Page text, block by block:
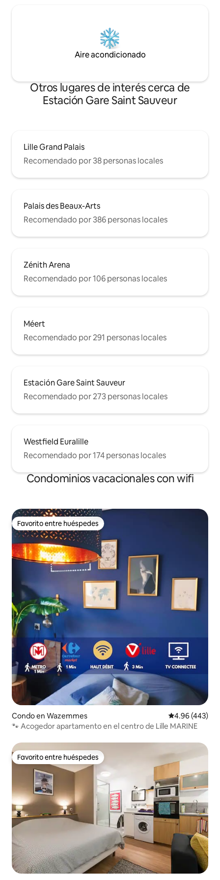
Aire acondicionado
Otros lugares de interés cerca de
Estación Gare Saint Sauveur
Lille Grand Palais
Recomendado por 38 personas locales
Palais des Beaux-Arts
Recomendado por 386 personas locales
Zénith Arena
Recomendado por 106 personas locales
Méert
Recomendado por 291 personas locales
Estación Gare Saint Sauveur
Recomendado por 273 personas locales
Westfield Euralille
Recomendado por 174 personas locales
Condominios vacacionales con wifi
Favorito entre huéspedes
Favorito entre huéspedes
Condo en Wazemmes Calificación
4.96 (443)
🐾 Acogedor apartamento en el centro de Lille MARINE
Favorito entre huéspedes
Favorito entre huéspedes